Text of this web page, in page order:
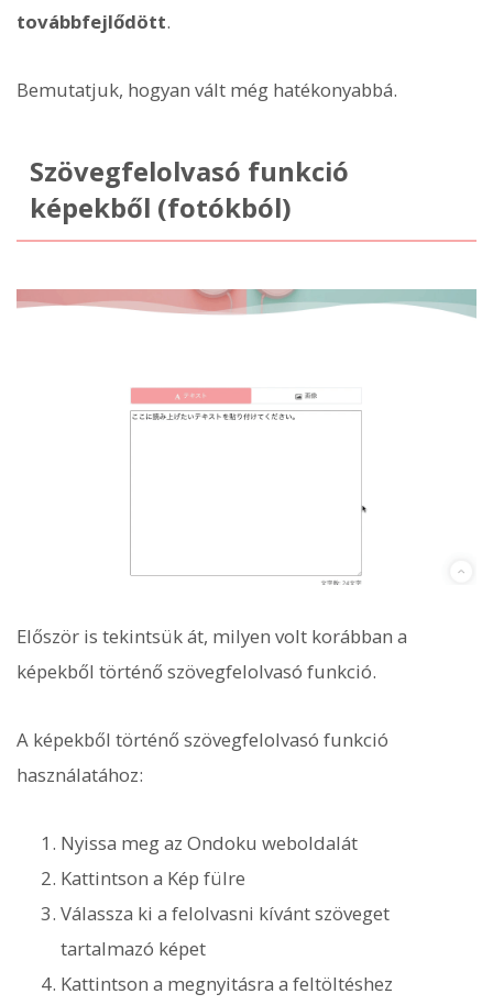
továbbfejlődött.
Bemutatjuk, hogyan vált még hatékonyabbá.
Szövegfelolvasó funkció
képekből (fotókból)
Először is tekintsük át, milyen volt korábban a
képekből történő szövegfelolvasó funkció.
A képekből történő szövegfelolvasó funkció
használatához:
Nyissa meg az Ondoku weboldalát
Kattintson a Kép fülre
Válassza ki a felolvasni kívánt szöveget
tartalmazó képet
Kattintson a megnyitásra a feltöltéshez